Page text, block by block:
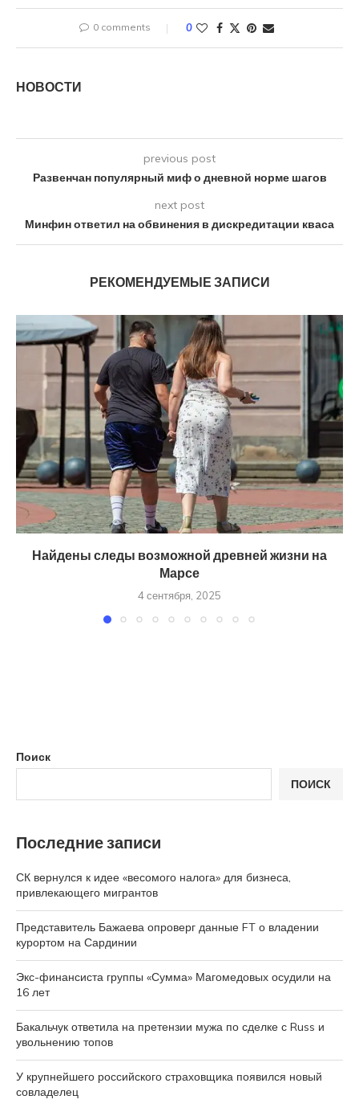
0 comments 0
НОВОСТИ
previous post
Развенчан популярный миф о дневной норме шагов
next post
Минфин ответил на обвинения в дискредитации кваса
РЕКОМЕНДУЕМЫЕ ЗАПИСИ
Найдены следы возможной древней жизни на
Марсе
4 сентября, 2025
Поиск
ПОИСК
Последние записи
СК вернулся к идее «весомого налога» для бизнеса,
привлекающего мигрантов
Представитель Бажаева опроверг данные FT о владении
курортом на Сардинии
Экс-финансиста группы «Сумма» Магомедовых осудили на
16 лет
Бакальчук ответила на претензии мужа по сделке с Russ и
увольнению топов
У крупнейшего российского страховщика появился новый
совладелец